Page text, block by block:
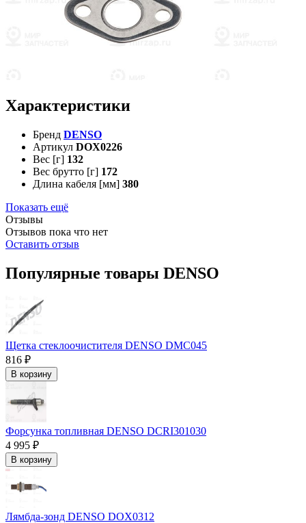
Характеристики
Бренд DENSO
Артикул DOX0226
Вес [г] 132
Вес брутто [г] 172
Длина кабеля [мм] 380
Показать ещё
Отзывы
Отзывов пока что нет
Оставить отзыв
Популярные товары DENSO
Щетка стеклоочистителя DENSO DMC045
816 ₽
В корзину
Форсунка топливная DENSO DCRI301030
4 995 ₽
В корзину
Лямбда-зонд DENSO DOX0312